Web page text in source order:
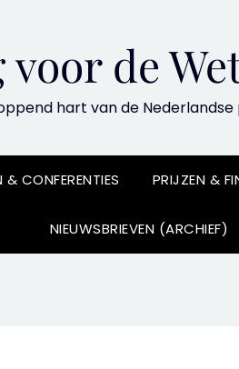
de
hart van de
& CONFERENTIES PRIJZEN &
NIEUWSBRIEVEN (ARCHIEF)